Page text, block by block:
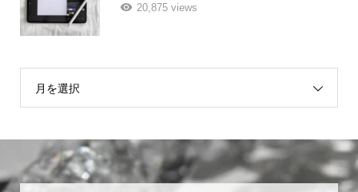
20,875 views
月を選択